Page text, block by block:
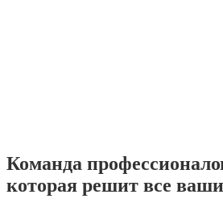
Команда
которая решит все